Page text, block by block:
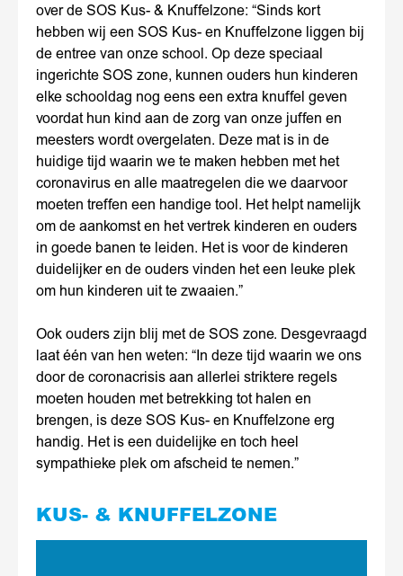
over de SOS Kus- & Knuffelzone: “Sinds kort
hebben wij een SOS Kus- en Knuffelzone liggen bij
de entree van onze school. Op deze speciaal
ingerichte SOS zone, kunnen ouders hun kinderen
elke schooldag nog eens een extra knuffel geven
voordat hun kind aan de zorg van onze juffen en
meesters wordt overgelaten. Deze mat is in de
huidige tijd waarin we te maken hebben met het
coronavirus en alle maatregelen die we daarvoor
moeten treffen een handige tool. Het helpt namelijk
om de aankomst en het vertrek kinderen en ouders
in goede banen te leiden. Het is voor de kinderen
duidelijker en de ouders vinden het een leuke plek
om hun kinderen uit te zwaaien.”
Ook ouders zijn blij met de SOS zone. Desgevraagd
laat één van hen weten: “In deze tijd waarin we ons
door de coronacrisis aan allerlei striktere regels
moeten houden met betrekking tot halen en
brengen, is deze SOS Kus- en Knuffelzone erg
handig. Het is een duidelijke en toch heel
sympathieke plek om afscheid te nemen.”
KUS- & KNUFFELZONE